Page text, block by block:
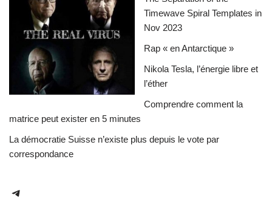
Timewave Spiral Templates in
Nov 2023
Rap « en Antarctique »
Nikola Tesla, l’énergie libre et
l’éther
Comprendre comment la
matrice peut exister en 5 minutes
La démocratie Suisse n’existe plus depuis le vote par
correspondance